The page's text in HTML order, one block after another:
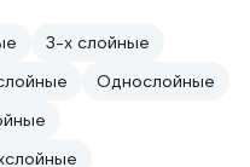
3-х слойные
Однослойные